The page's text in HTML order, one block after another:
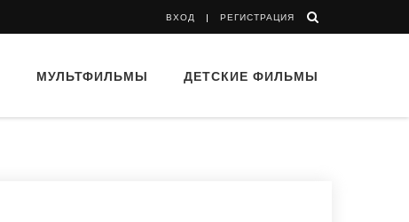
ВХОД РЕГИСТРАЦИЯ
МУЛЬТФИЛЬМЫ ДЕТСКИЕ ФИЛЬМЫ